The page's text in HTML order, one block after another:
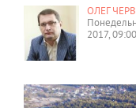
ОЛЕГ
2017, 09:00